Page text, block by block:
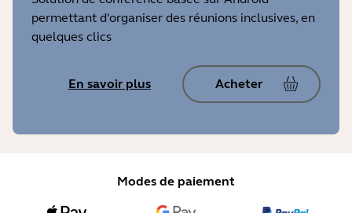
permettant d'organiser des réunions inclusives, en
quelques clics
En savoir plus Acheter
Modes de paiement